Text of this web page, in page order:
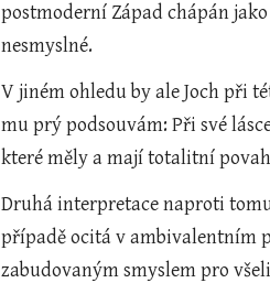
postmoderní Západ chápán
nesmyslné.
V jiném ohledu by ale Joch při
mu prý podsouvám: Při své
které měly a mají totalitní
Druhá interpretace naproti
případě ocitá v ambivalentním
zabudovaným smyslem pro